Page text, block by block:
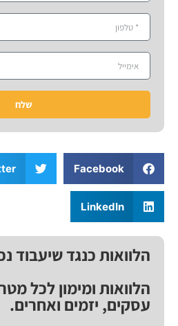
שלח
Facebook
LinkedIn
הלוואות כנגד שיעבוד
הלוואות ומימון לכל
עסקים, יזמים ואחרים.